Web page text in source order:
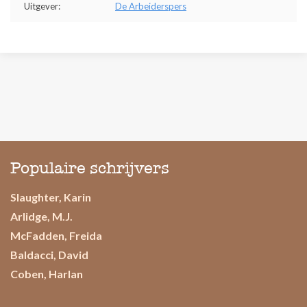
Uitgever:
De Arbeiderspers
Populaire schrijvers
Slaughter, Karin
Arlidge, M.J.
McFadden, Freida
Baldacci, David
Coben, Harlan